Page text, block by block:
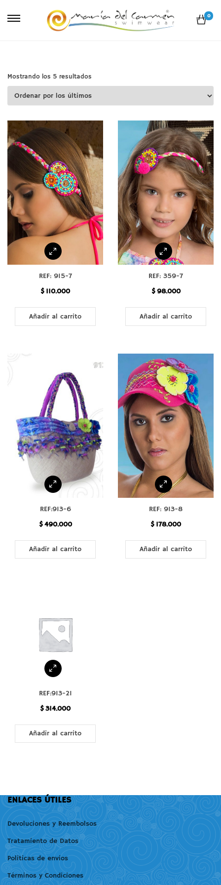
0
Mostrando los 5 resultados
REF: 915-7
$ 110.000
Añadir al carrito
REF: 359-7
$98.000
Añadir al carrito
REF:913-6
$490.000
Añadir al carrito
REF: 913-8
$ 178.000
Añadir al carrito
REF:913-21
$314.000
Añadir al carrito
ENLACES ÚTILES
Devoluciones y Reembolsos
Tratamiento de Datos
Politicas de envios
Términos y Condiciones